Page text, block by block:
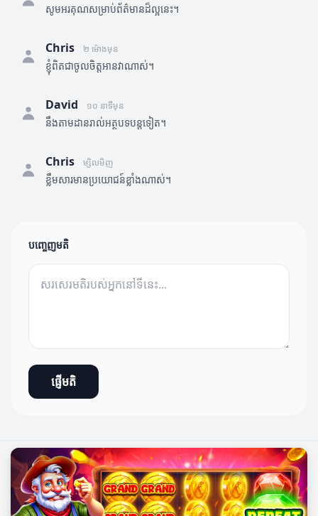
សូមអរគុណសម្រាប់ព័ត៌មានដ៏ល្អនេះ។
Chris ២ ម៉ោងមុន
ខ្ញុំពិតជាចូលចិត្តអានវាណាស់។
David ១០ នាទីមុន
នឹងតាមដានរាល់អត្ថបទបន្តទៀត។
Chris ម្សិលមិញ
ខ្លឹមសារមានប្រយោជន៍ខ្លាំងណាស់។
បញ្ចេញមតិ
ផ្ញើមតិ